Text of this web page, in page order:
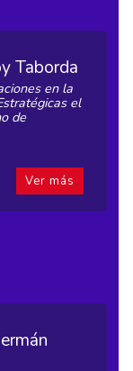
Taborda
en la
el
de
Ver más